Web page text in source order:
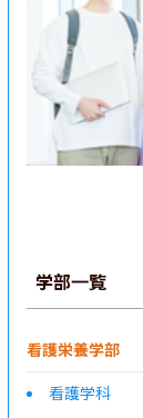
学部一覧
看護栄養学部
看護学科